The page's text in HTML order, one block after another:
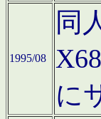
1995/08
同
に